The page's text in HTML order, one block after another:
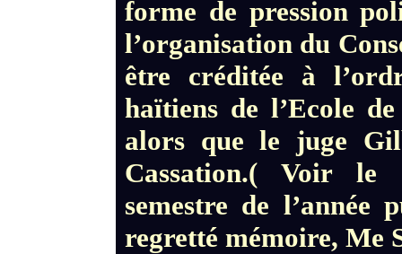
forme de pression
l’organisation du
être créditée à
haïtiens de l’Ecole
alors que le juge
Cassation.( Voir
semestre de
regretté mémoire, Me